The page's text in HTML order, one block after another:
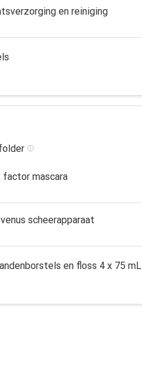
en reiniging
factor mascara
scheerapparaat
en floss 4 x 75 mL